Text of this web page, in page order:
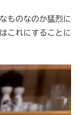
ものなのか猛烈に
これにすることに